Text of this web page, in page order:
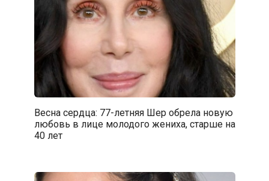
Весна сердца: 77-летняя Шер обрела новую
любовь в лице молодого жениха, старше на
40 лет